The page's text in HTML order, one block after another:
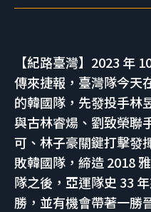
【紀路臺灣】2023 年
傳來捷報，臺灣隊今天
的韓國隊，先發投手林
與古林睿煬、劉致榮聯
可、林子豪關鍵打擊發
敗韓國隊，締造 2018
隊之後，亞運隊史 33
勝，並有機會帶著一勝